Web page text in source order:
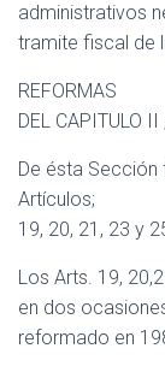
administrativos
tramite fiscal de
REFORMAS
DEL CAPITULO
De ésta
Artículos;
19, 20, 21, 23 y
Los Arts. 19,
en dos
reformado en